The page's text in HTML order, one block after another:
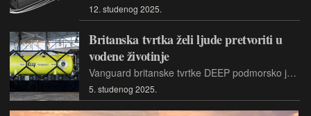
12. studenog 2025.
Britanska tvrtka želi ljude pretvoriti u
vodene životinje
Vanguard britanske tvrtke DEEP podmorsko je stanište koje znanstvenicima omogućava dulji boravak radi istraživanja u morskim dubinama.
5. studenog 2025.